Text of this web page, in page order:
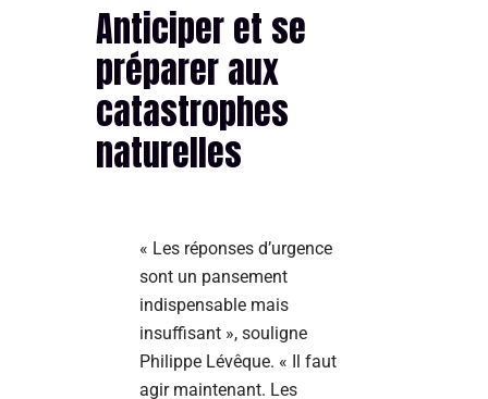
Anticiper et se
préparer aux
catastrophes
naturelles
« Les réponses d’urgence
sont un pansement
indispensable mais
insuffisant », souligne
Philippe Lévêque. « Il faut
agir maintenant. Les